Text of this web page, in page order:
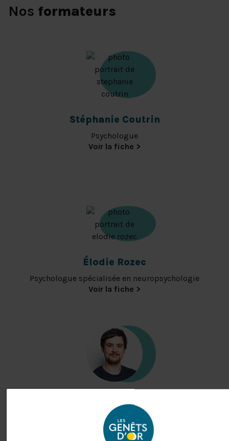
Nos formateurs
Stéphanie Coutrin
Psychologue
Élodie Rozec
Psychologue spécialisée en neuropsychologie
Clément Piriou
Psychologue